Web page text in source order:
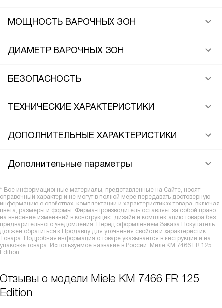
МОЩНОСТЬ ВАРОЧНЫХ ЗОН
ДИАМЕТР ВАРОЧНЫХ ЗОН
БЕЗОПАСНОСТЬ
ТЕХНИЧЕСКИЕ ХАРАКТЕРИСТИКИ
ДОПОЛНИТЕЛЬНЫЕ ХАРАКТЕРИСТИКИ
Дополнительные параметры
* Все информационные материалы, представленные на Сайте, носят
справочный характер и не могут в полной мере передавать достоверную
информацию о свойствах, комплектации и характеристиках товара, включая
цвета, размеры и формы. Фирма-производитель оставляет за собой право
на внесение изменений в конструкцию, дизайн и комплектацию товара без
предварительного уведомления. Перед оформлением Заказа Покупатель
должен обратиться к Продавцу для уточнения свойств и характеристик
Товара. Подробная информация о товаре указывается в инструкции и на
упаковке товара. Используемое название в России: Миле KM 7466 FR 125
Edition
Отзывы о модели Miele KM 7466 FR 125
Edition